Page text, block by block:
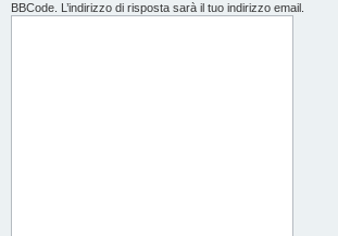
BBCode. L’indirizzo di risposta sarà il tuo indirizzo email.